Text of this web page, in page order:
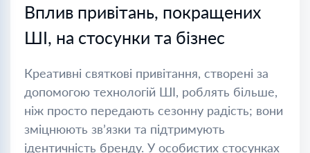
Вплив привітань, покращених
ШІ, на стосунки та бізнес
Креативні святкові привітання, створені за
допомогою технологій ШІ, роблять більше,
ніж просто передають сезонну радість; вони
зміцнюють зв’язки та підтримують
ідентичність бренду. У особистих стосунках